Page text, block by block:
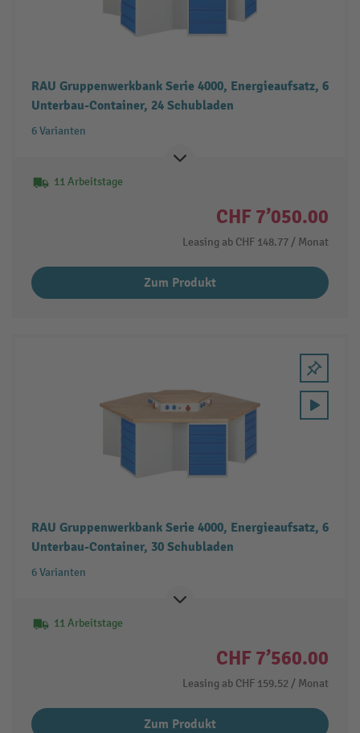
RAU Gruppenwerkbank Serie 4000, Energieaufsatz, 6
Unterbau-Container, 24 Schubladen
6 Varianten
11 Arbeitstage
CHF 7’050.00
Leasing ab CHF 148.77 / Monat
Zum Produkt
RAU Gruppenwerkbank Serie 4000, Energieaufsatz, 6
Unterbau-Container, 30 Schubladen
6 Varianten
11 Arbeitstage
CHF 7’560.00
Leasing ab CHF 159.52 / Monat
Zum Produkt